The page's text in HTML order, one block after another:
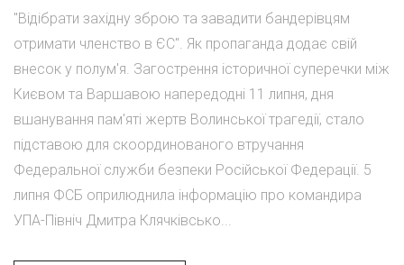
"Відібрати західну зброю та завадити бандерівцям
отримати членство в ЄС". Як пропаганда додає свій
внесок у полум'я. Загострення історичної суперечки між
Києвом та Варшавою напередодні 11 липня, дня
вшанування пам'яті жертв Волинської трагедії, стало
підставою для скоординованого втручання
Федеральної служби безпеки Російської Федерації. 5
липня ФСБ оприлюднила інформацію про командира
УПА-Північ Дмитра Клячківсько...